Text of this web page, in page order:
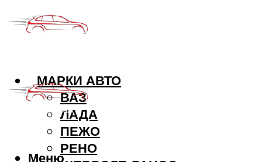
МАРКИ АВТО
ВАЗ
ЛАДА
ПЕЖО
РЕНО
Меню